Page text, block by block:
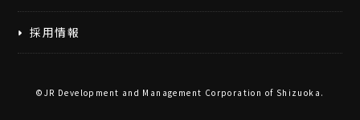
採用情報
©JR Development and Management Corporation of Shizuoka.